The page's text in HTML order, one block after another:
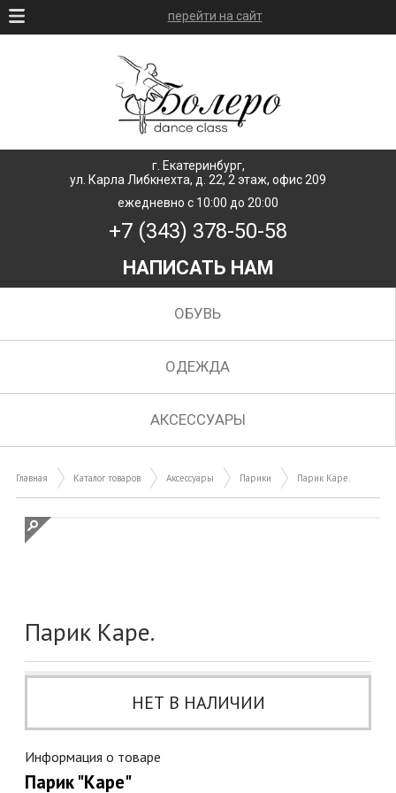
перейти на сайт
г. Екатеринбург,
ул. Карла Либкнехта, д. 22, 2 этаж, офис 209
ежедневно с 10:00 до 20:00
+7 (343) 378-50-58
НАПИСАТЬ НАМ
ОБУВЬ
ОДЕЖДА
АКСЕССУАРЫ
Главная Каталог товаров Аксессуары Парики Парик Каре.
Парик Каре.
НЕТ В НАЛИЧИИ
Информация о товаре
Парик "Каре"